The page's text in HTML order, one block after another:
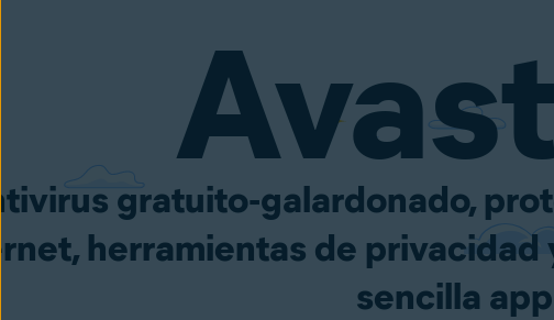
gratuito‑galardonado,
herramientas de privacidad
sencilla